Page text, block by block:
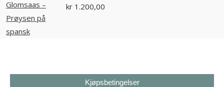
kr 1.200,00
Kjøpsbetingelser